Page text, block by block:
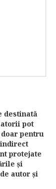
destinată
pot
pentru
protejate
şi
autor şi